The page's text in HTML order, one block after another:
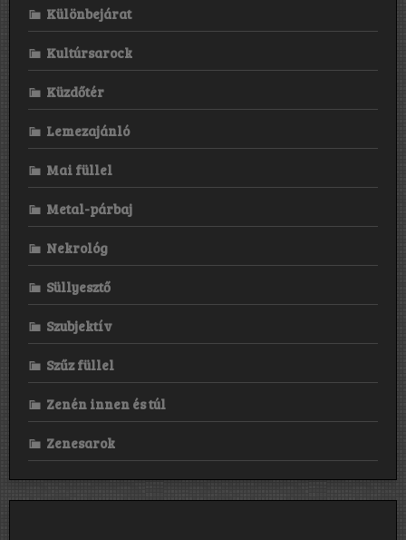
Különbejárat
Kultúrsarock
Küzdőtér
Lemezajánló
Mai füllel
Metal-párbaj
Nekrológ
Süllyesztő
Szubjektív
Szűz füllel
Zenén innen és túl
Zenesarok